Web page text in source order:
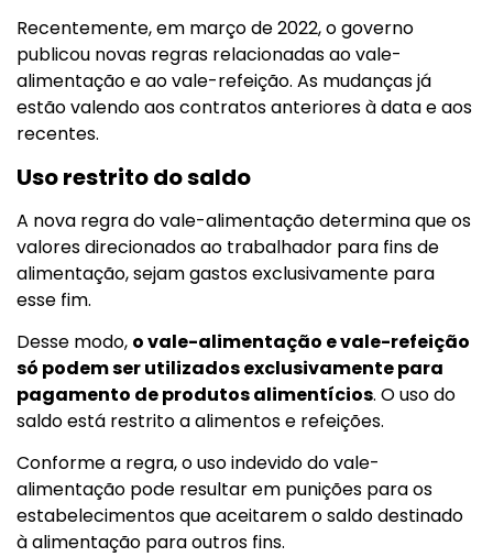
Recentemente, em março de 2022, o governo
publicou novas regras relacionadas ao vale-
alimentação e ao vale-refeição. As mudanças já
estão valendo aos contratos anteriores à data e aos
recentes.
Uso restrito do saldo
A nova regra do vale-alimentação determina que os
valores direcionados ao trabalhador para fins de
alimentação, sejam gastos exclusivamente para
esse fim.
Desse modo, o vale-alimentação e vale-refeição
só podem ser utilizados exclusivamente para
pagamento de produtos alimentícios. O uso do
saldo está restrito a alimentos e refeições.
Conforme a regra, o uso indevido do vale-
alimentação pode resultar em punições para os
estabelecimentos que aceitarem o saldo destinado
à alimentação para outros fins.